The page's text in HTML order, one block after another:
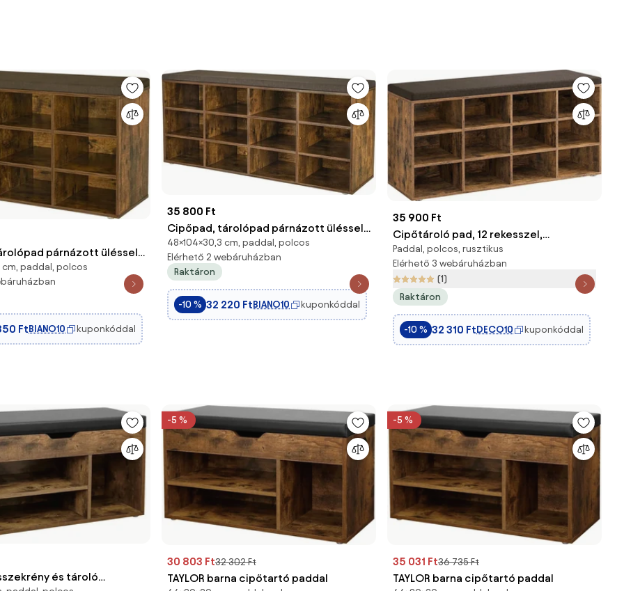
párnázott üléssel,
rusztikus barna
cm, paddal, polcos
FtBIANO10 kuponkóddal
35 800 Ft
Cipőpad, tárolópad párnázott üléssel,
12 rekesszel, rusztikus barna
48×104×30,3 cm, paddal, polcos
Elérhető 2 webáruházban
Raktáron
-10 % 32 220 Ft BIANO10 kuponkóddal
35 900 Ft
Cipőtároló pad, 12 rekesszel,
párnázott ülőfelülettel, rusztikus
barna 104x30x48cm
Paddal, polcos, rusztikus
Elérhető 3 webáruházban
(1)
Raktáron
-10 % 32 310 FtDECO10 kuponkóddal
és tároló
-5 %
30 803 Ft32 302 Ft
TAYLOR barna cipőtartó paddal
-5 %
35 031 Ft36 735 Ft
TAYLOR barna cipőtartó paddal